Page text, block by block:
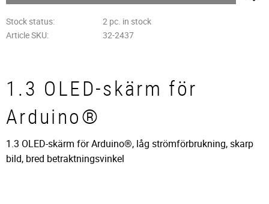
Stock status
2 pc. in stock
Article SKU
32-2437
1.3 OLED-skärm för
Arduino®
1.3 OLED-skärm för Arduino®, låg strömförbrukning, skarp
bild, bred betraktningsvinkel